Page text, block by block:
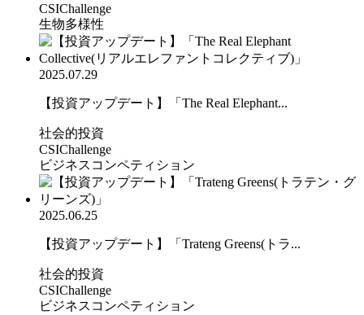
CSIChallenge
生物多様性
2025.07.29
【投資アップデート】「The Real Elephant...
社会的投資
CSIChallenge
ビジネスコンペティション
2025.06.25
【投資アップデート】「Trateng Greens(トラ...
社会的投資
CSIChallenge
ビジネスコンペティション